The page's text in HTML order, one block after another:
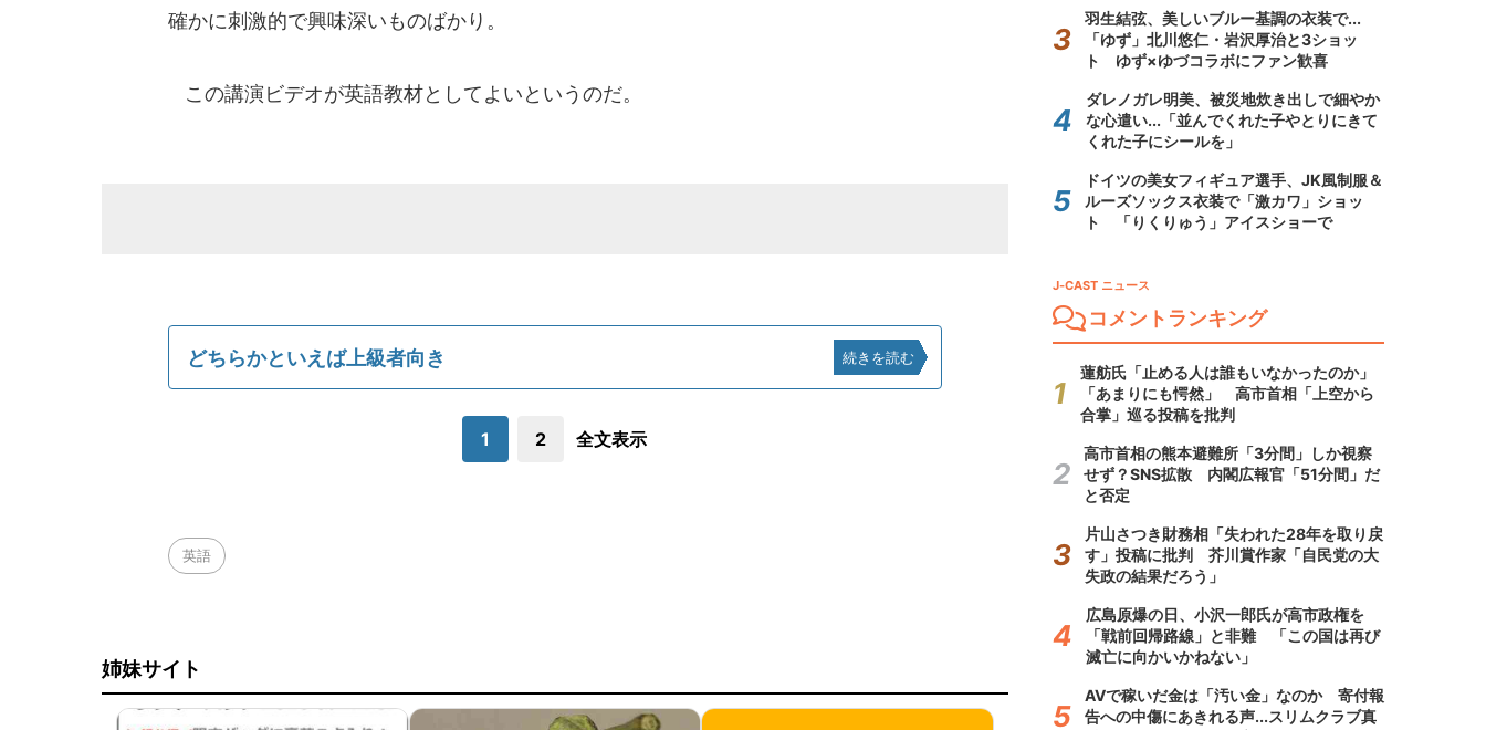
確かに刺激的で興味深いものばかり。
この講演ビデオが英語教材としてよいというのだ。
どちらかといえば上級者向き 続きを読む
1 2 全文表示
英語
姉妹サイト
羽生結弦、美しいブルー基調の衣装で...
「ゆず」北川悠仁・岩沢厚治と3ショッ
ト ゆず×ゆづコラボにファン歓喜
ダレノガレ明美、被災地炊き出しで細やか
な心遣い...「並んでくれた子やとりにきて
くれた子にシールを」
ドイツの美女フィギュア選手、JK風制服＆
ルーズソックス衣装で「激カワ」ショッ
ト 「りくりゅう」アイスショーで
J-CAST ニュース
コメントランキング
蓮舫氏「止める人は誰もいなかったのか」
「あまりにも愕然」 高市首相「上空から
合掌」巡る投稿を批判
高市首相の熊本避難所「3分間」しか視察
せず？SNS拡散 内閣広報官「51分間」だ
と否定
片山さつき財務相「失われた28年を取り戻
す」投稿に批判 芥川賞作家「自民党の大
失政の結果だろう」
広島原爆の日、小沢一郎氏が高市政権を
「戦前回帰路線」と非難 「この国は再び
滅亡に向かいかねない」
AVで稼いだ金は「汚い金」なのか 寄付報
告への中傷にあきれる声...スリムクラブ真